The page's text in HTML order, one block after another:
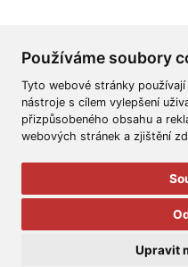
Používáme soubory
Tyto webové stránky
nástroje s cílem vylepšení
přizpůsobeného obsahu a
webových stránek a zjištění
Upravit
Všeobecné obchodní podmínky
Všechna